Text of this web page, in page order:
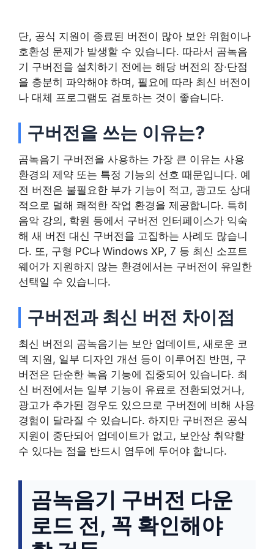
단, 공식 지원이 종료된 버전이 많아 보안 위험이나
호환성 문제가 발생할 수 있습니다. 따라서 곰녹음
기 구버전을 설치하기 전에는 해당 버전의 장·단점
을 충분히 파악해야 하며, 필요에 따라 최신 버전이
나 대체 프로그램도 검토하는 것이 좋습니다.
구버전을 쓰는 이유는?
곰녹음기 구버전을 사용하는 가장 큰 이유는 사용
환경의 제약 또는 특정 기능의 선호 때문입니다. 예
전 버전은 불필요한 부가 기능이 적고, 광고도 상대
적으로 덜해 쾌적한 작업 환경을 제공합니다. 특히
음악 강의, 학원 등에서 구버전 인터페이스가 익숙
해 새 버전 대신 구버전을 고집하는 사례도 많습니
다. 또, 구형 PC나 Windows XP, 7 등 최신 소프트
웨어가 지원하지 않는 환경에서는 구버전이 유일한
선택일 수 있습니다.
구버전과 최신 버전 차이점
최신 버전의 곰녹음기는 보안 업데이트, 새로운 코
덱 지원, 일부 디자인 개선 등이 이루어진 반면, 구
버전은 단순한 녹음 기능에 집중되어 있습니다. 최
신 버전에서는 일부 기능이 유료로 전환되었거나,
광고가 추가된 경우도 있으므로 구버전에 비해 사용
경험이 달라질 수 있습니다. 하지만 구버전은 공식
지원이 중단되어 업데이트가 없고, 보안상 취약할
수 있다는 점을 반드시 염두에 두어야 합니다.
곰녹음기 구버전 다운
로드 전, 꼭 확인해야